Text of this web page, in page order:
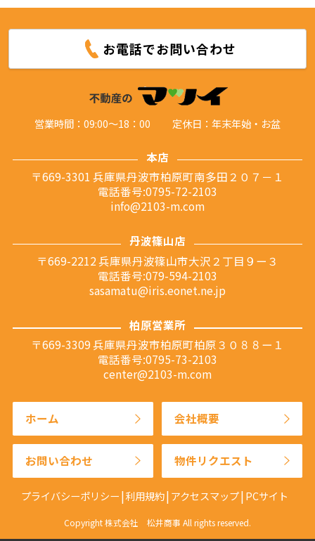
お電話でお問い合わせ
営業時間：09:00～18：00 定休日：年末年始・お盆
本店
〒669-3301 兵庫県丹波市柏原町南多田２０７－１
電話番号:0795-72-2103
info@2103-m.com
丹波篠山店
〒669-2212 兵庫県丹波篠山市大沢２丁目９ー３
電話番号:079-594-2103
sasamatu@iris.eonet.ne.jp
柏原営業所
〒669-3309 兵庫県丹波市柏原町柏原３０８８ー１
電話番号:0795-73-2103
center@2103-m.com
ホーム 会社概要
お問い合わせ 物件リクエスト
プライバシーポリシー 利用規約 アクセスマップ PCサイト
Copyright 株式会社 松井商事 All rights reserved.